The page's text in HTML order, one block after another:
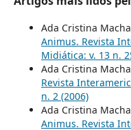
Ada Cristina
Animus. Revista
Midiática: v. 13 n.
Ada Cristina
Revista
n. 2 (2006)
Ada Cristina
Animus. Revista